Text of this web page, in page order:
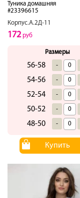
Туника домашняя
#23396615
Корпус.А.2Д-11
172руб
Размеры
56-58 -
54-56 -
52-54 -
50-52 -
48-50 -
Купить